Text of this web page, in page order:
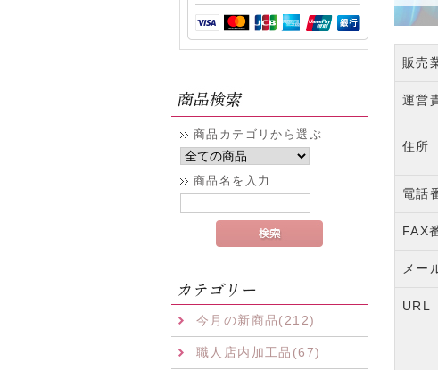
商品カテゴリから選ぶ
商品名を入力
今月の新商品(212)
職人店内加工品(67)
販売
運営
住所
電話
FAX
メー
URL